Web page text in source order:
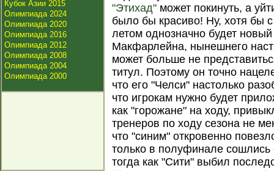
Кубок Азии 2015
Олимпиада 2024
Олимпиада 2020
Олимпиада 2016
Олимпиада 2012
Олимпиада 2008
Олимпиада 2004
Олимпиада 2000
"Этихад" может покинуть, а
было бы красиво! Ну, хотя бы
летом однозначно будет
Макфарлейна, нынешнего
может больше не
титул. Поэтому он точно
что его "Челси" настолько
что игрокам нужно будет
как "горожане" на ходу,
тренеров по ходу сезона не
что "синим" откровенно
только в полуфинале
тогда как "Сити" выбил